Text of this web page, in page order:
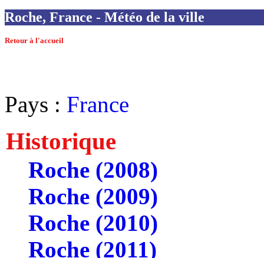
Roche, France - Météo de la ville
Retour à l'accueil
Pays : France
Historique
Roche (2008)
Roche (2009)
Roche (2010)
Roche (2011)